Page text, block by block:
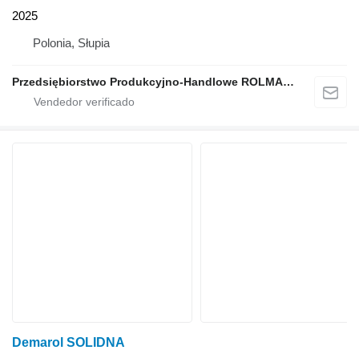
2025
Polonia, Słupia
Przedsiębiorstwo Produkcyjno-Handlowe ROLMAPOL Marcin Dziekan
Demarol SOLIDNA